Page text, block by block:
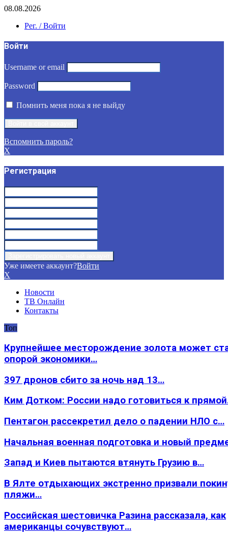
08.08.2026
Рег. / Войти
Войти
Username or email
Password
Помнить меня пока я не выйду
Вспомнить пароль?
X
Регистрация
Уже имеете аккаунт?Войти
X
Новости
ТВ Онлайн
Контакты
Топ
Крупнейшее месторождение золота может
опорой экономики…
397 дронов сбито за ночь над 13…
Ким Дотком: России надо готовиться к
Пентагон рассекретил дело о падении НЛО с…
Начальная военная подготовка и новый
Запад и Киев пытаются втянуть Грузию в…
В Ялте отдыхающих экстренно призвали
пляжи…
Российская шестовичка Разина рассказала, как
американцы сочувствуют…